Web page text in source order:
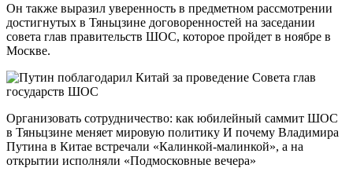
Он также выразил уверенность в предметном рассмотрении
достигнутых в Тяньцзине договоренностей на заседании
совета глав правительств ШОС, которое пройдет в ноябре в
Москве.
Организовать сотрудничество: как юбилейный саммит ШОС
в Тяньцзине меняет мировую политику И почему Владимира
Путина в Китае встречали «Калинкой-малинкой», а на
открытии исполняли «Подмосковные вечера»